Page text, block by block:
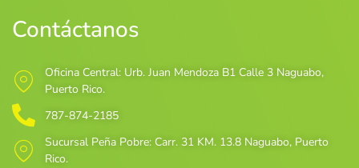
Contáctanos
Oficina Central: Urb. Juan Mendoza B1 Calle 3 Naguabo,
Puerto Rico.
787-874-2185
Sucursal Peña Pobre: Carr. 31 KM. 13.8 Naguabo, Puerto
Rico.